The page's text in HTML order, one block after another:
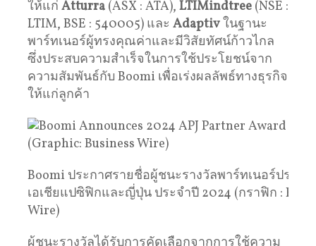
ให้แก่ Atturra (ASX : ATA), LTIMindtree (NSE :
LTIM, BSE : 540005) และ Adaptivในฐานะ
พาร์ทเนอร์ผู้ทรงคุณค่าและมีวิสัยทัศน์ก้าวไกล
ซึ่งประสบความสำเร็จในการใช้ประโยชน์จาก
ความสัมพันธ์กับ Boomi เพื่อเร่งผลลัพธ์ทางธุรกิจ
ให้แก่ลูกค้า
Boomi ประกาศรายชื่อผู้ชนะรางวัลพาร์ทเนอร์ประจ
เอเชียแปซิฟิกและญี่ปุ่น ประจำปี 2024 (กราฟิก :
Wire)